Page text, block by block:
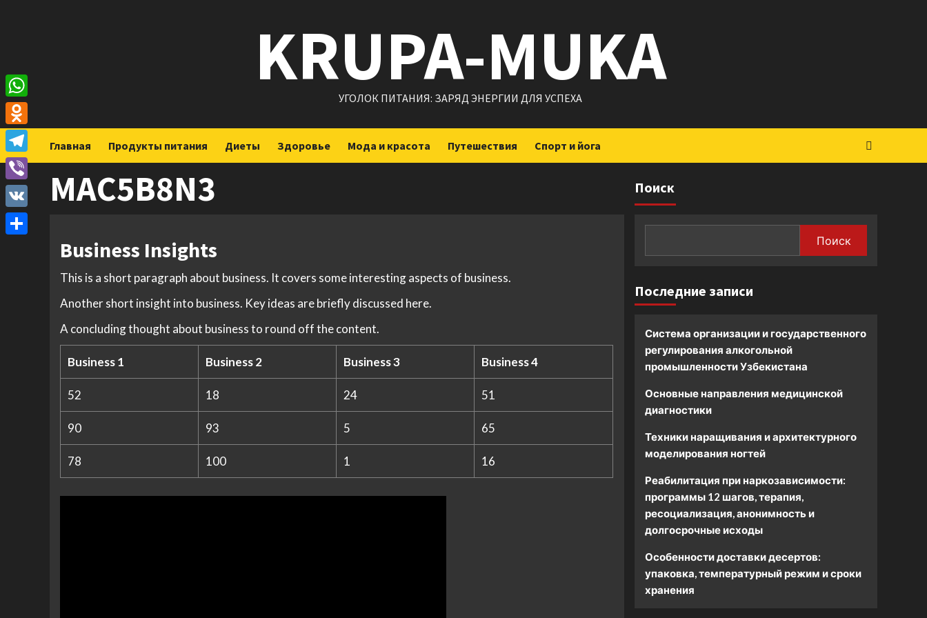
KRUPA-MUKA
УГОЛОК ПИТАНИЯ: ЗАРЯД ЭНЕРГИИ ДЛЯ УСПЕХА
Главная Продукты питания Диеты Здоровье Мода и красота Путешествия Спорт и йога
MAC5B8N3
Business Insights
This is a short paragraph about business. It covers some interesting aspects of business.
Another short insight into business. Key ideas are briefly discussed here.
A concluding thought about business to round off the content.
Business 1 Business 2 Business 3 Business 4
52 18 24 51
90 93 5 65
78 100 1 16
Поиск
Поиск
Последние записи
Система организации и государственного
регулирования алкогольной
промышленности Узбекистана
Основные направления медицинской
диагностики
Техники наращивания и архитектурного
моделирования ногтей
Реабилитация при наркозависимости:
программы 12 шагов, терапия,
ресоциализация, анонимность и
долгосрочные исходы
Особенности доставки десертов:
упаковка, температурный режим и сроки
хранения
WhatsApp
Odnoklassniki
Telegram
Viber
VK
Отправить